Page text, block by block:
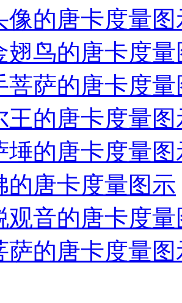
像的唐卡度量图
翅鸟的唐卡度量
菩萨的唐卡度量
王的唐卡度量图
埵的唐卡度量图
的唐卡度量图示
观音的唐卡度
萨的唐卡度量图